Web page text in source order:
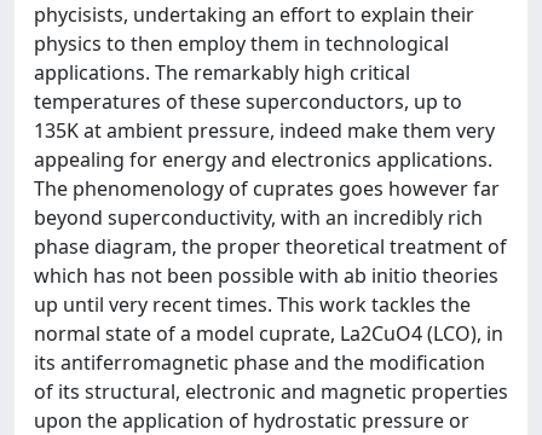
phycisists, undertaking an effort to explain their
physics to then employ them in technological
applications. The remarkably high critical
temperatures of these superconductors, up to
135K at ambient pressure, indeed make them very
appealing for energy and electronics applications.
The phenomenology of cuprates goes however far
beyond superconductivity, with an incredibly rich
phase diagram, the proper theoretical treatment of
which has not been possible with ab initio theories
up until very recent times. This work tackles the
normal state of a model cuprate, La2CuO4 (LCO), in
its antiferromagnetic phase and the modification
of its structural, electronic and magnetic properties
upon the application of hydrostatic pressure or